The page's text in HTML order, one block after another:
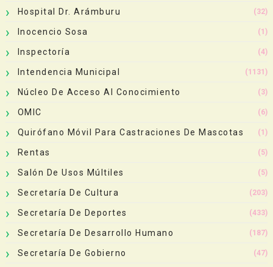
Hospital Dr. Arámburu (32)
Inocencio Sosa (1)
Inspectoría (4)
Intendencia Municipal (1131)
Núcleo De Acceso Al Conocimiento (3)
OMIC (6)
Quirófano Móvil Para Castraciones De Mascotas (1)
Rentas (5)
Salón De Usos Múltiles (5)
Secretaría De Cultura (203)
Secretaría De Deportes (433)
Secretaría De Desarrollo Humano (187)
Secretaría De Gobierno (47)